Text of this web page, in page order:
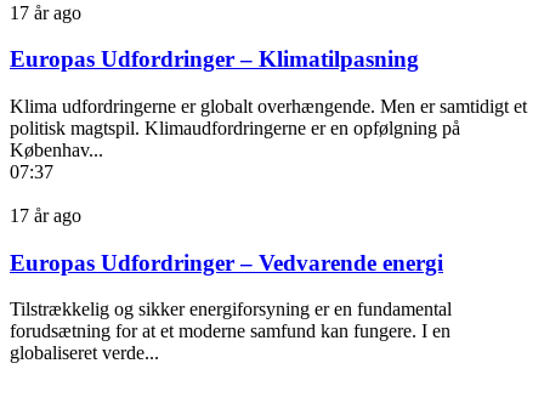
17 år ago
Europas Udfordringer – Klimatilpasning
Klima udfordringerne er globalt overhængende. Men er samtidigt et
politisk magtspil. Klimaudfordringerne er en opfølgning på
Københav...
07:37
17 år ago
Europas Udfordringer – Vedvarende energi
Tilstrækkelig og sikker energiforsyning er en fundamental
forudsætning for at et moderne samfund kan fungere. I en
globaliseret verde...